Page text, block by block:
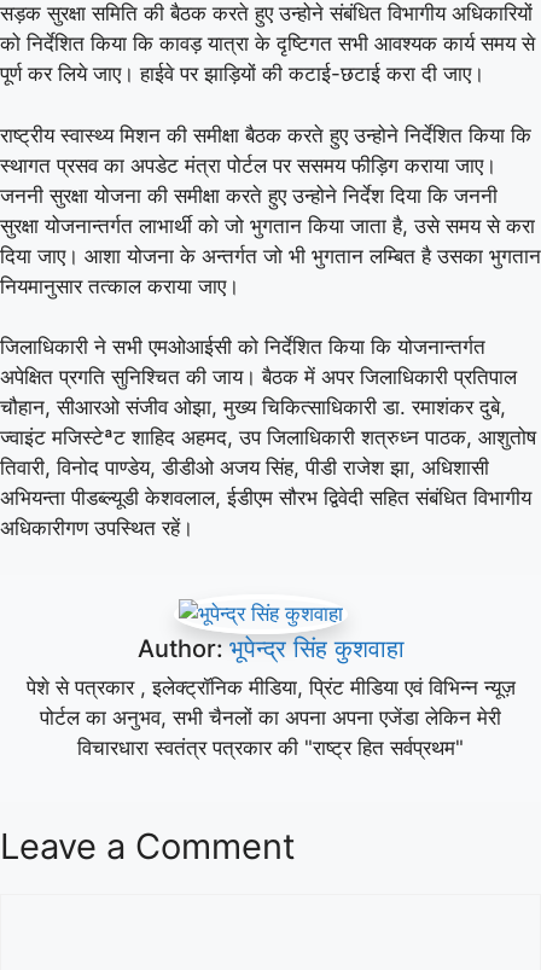
सड़क सुरक्षा समिति की बैठक करते हुए उन्होने संबंधित विभागीय अधिकारियों
को निर्देशित किया कि कावड़ यात्रा के दृष्टिगत सभी आवश्यक कार्य समय से
पूर्ण कर लिये जाए। हाईवे पर झाड़ियों की कटाई-छटाई करा दी जाए।
राष्ट्रीय स्वास्थ्य मिशन की समीक्षा बैठक करते हुए उन्होने निर्देशित किया कि
स्थागत प्रसव का अपडेट मंत्रा पोर्टल पर ससमय फीड़िग कराया जाए।
जननी सुरक्षा योजना की समीक्षा करते हुए उन्होने निर्देश दिया कि जननी
सुरक्षा योजनान्तर्गत लाभार्थी को जो भुगतान किया जाता है, उसे समय से करा
दिया जाए। आशा योजना के अन्तर्गत जो भी भुगतान लम्बित है उसका भुगतान
नियमानुसार तत्काल कराया जाए।
जिलाधिकारी ने सभी एमओआईसी को निर्देशित किया कि योजनान्तर्गत
अपेक्षित प्रगति सुनिश्चित की जाय। बैठक में अपर जिलाधिकारी प्रतिपाल
चौहान, सीआरओ संजीव ओझा, मुख्य चिकित्साधिकारी डा. रमाशंकर दुबे,
ज्वाइंट मजिस्टेªट शाहिद अहमद, उप जिलाधिकारी शत्रुध्न पाठक, आशुतोष
तिवारी, विनोद पाण्डेय, डीडीओ अजय सिंह, पीडी राजेश झा, अधिशासी
अभियन्ता पीडब्ल्यूडी केशवलाल, ईडीएम सौरभ द्विवेदी सहित संबंधित विभागीय
अधिकारीगण उपस्थित रहें।
Author: भूपेन्द्र सिंह कुशवाहा
पेशे से पत्रकार , इलेक्ट्रॉनिक मीडिया, प्रिंट मीडिया एवं विभिन्न न्यूज़
पोर्टल का अनुभव, सभी चैनलों का अपना अपना एजेंडा लेकिन मेरी
विचारधारा स्वतंत्र पत्रकार की "राष्ट्र हित सर्वप्रथम"
Leave a Comment